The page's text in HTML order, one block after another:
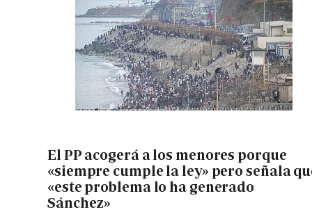
El PP acogerá a los menores porque
«siempre cumple la ley» pero señala
«este problema lo ha generado
Sánchez»